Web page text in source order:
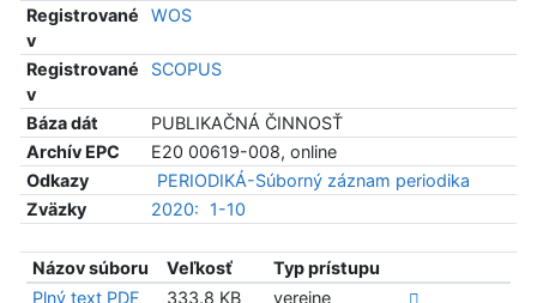
Registrované
v
WOS
Registrované
v
SCOPUS
Báza dát
PUBLIKAČNÁ ČINNOSŤ
Archív EPC
E20 00619-008, online
Odkazy
PERIODIKÁ-Súborný záznam periodika
Zväzky
2020: 1-10
Názov súboru Veľkosť
Typ prístupu
Plný text PDF
333.8 KB
verejne